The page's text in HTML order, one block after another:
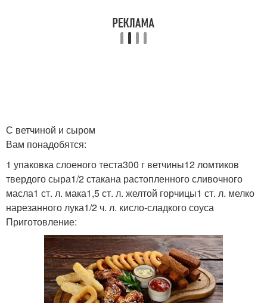
С ветчиной и сыром
Вам понадобятся:
1 упаковка слоеного теста300 г ветчины12 ломтиков
твердого сыра1/2 стакана растопленного сливочного
масла1 ст. л. мака1,5 ст. л. желтой горчицы1 ст. л. мелко
нарезанного лука1/2 ч. л. кисло-сладкого соуса
Приготовление: